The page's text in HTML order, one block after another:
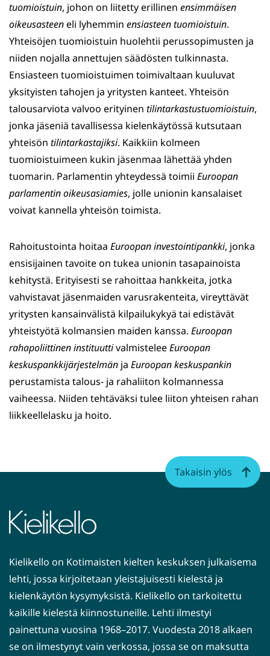
tuomioistuin, johon on liitetty erillinen ensimmäisen
oikeusasteeneli lyhemmin ensiasteentuomioistuin.
Yhteisöjen tuomioistuin huolehtii perussopimusten ja
niiden nojalla annettujen säädösten tulkinnasta.
Ensiasteen tuomioistuimen toimivaltaan kuuluvat
yksityisten tahojen ja yritysten kanteet. Yhteisön
talousarviota valvoo erityinen tilintarkastustuomioistuin,
jonka jäseniä tavallisessa kielenkäytössä kutsutaan
yhteisön tilintarkastajiksi. Kaikkiin kolmeen
tuomioistuimeen kukin jäsenmaa lähettää yhden
tuomarin. Parlamentin yhteydessä toimii Euroopan
parlamentin oikeusasiamies, jolle unionin kansalaiset
voivat kannella yhteisön toimista.
Rahoitustointa hoitaa Euroopan investointipankki, jonka
ensisijainen tavoite on tukea unionin tasapainoista
kehitystä. Erityisesti se rahoittaa hankkeita, jotka
vahvistavat jäsenmaiden varusrakenteita, vireyttävät
yritysten kansainvälistä kilpailukykyä tai edistävät
yhteistyötä kolmansien maiden kanssa. Euroopan
rahapoliittinen instituuttivalmisteleeEuroopan
keskuspankkijärjestelmän ja Euroopan keskuspankin
perustamista talous- ja rahaliiton kolmannessa
vaiheessa. Niiden tehtäväksi tulee liiton yhteisen rahan
liikkeellelasku ja hoito.
Kielikello on Kotimaisten kielten keskuksen julkaisema
lehti, jossa kirjoitetaan yleistajuisesti kielestä ja
kielenkäytön kysymyksistä. Kielikello on tarkoitettu
kaikille kielestä kiinnostuneille. Lehti ilmestyi
painettuna vuosina 1968–2017. Vuodesta 2018 alkaen
se on ilmestynyt vain verkossa, jossa se on maksutta
Takaisin ylös